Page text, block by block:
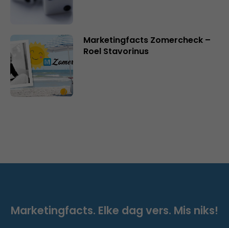
Marketingfacts Zomercheck –
Roel Stavorinus
Marketingfacts. Elke dag vers. Mis niks!